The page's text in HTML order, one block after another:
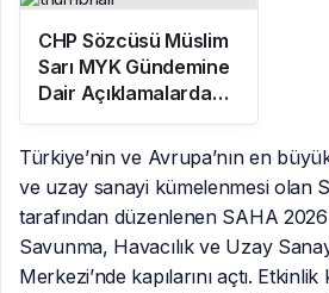
CHP Sözcüsü Müslim
Sarı MYK Gündemine
Dair Açıklamalarda
Bulundu: 8 İl
Başkanlığına Atama
Yapıldı
Türkiye’nin ve Avrupa’nın en
ve uzay sanayi kümelenmesi olan
tarafından düzenlenen SAHA
Savunma, Havacılık ve Uzay
Merkezi’nde kapılarını açtı.